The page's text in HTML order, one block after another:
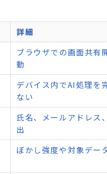
詳細
ブラウザでの画面共有
動
デバイス内でAI処理を
ない
氏名、メールアドレス
出
ぼかし強度や対象デー